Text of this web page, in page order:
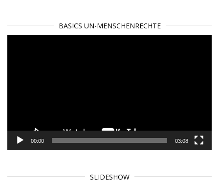
BASICS UN-MENSCHENRECHTE
00:00 03:08
SLIDESHOW